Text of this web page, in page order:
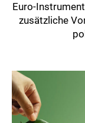
Euro-
zusätzliche